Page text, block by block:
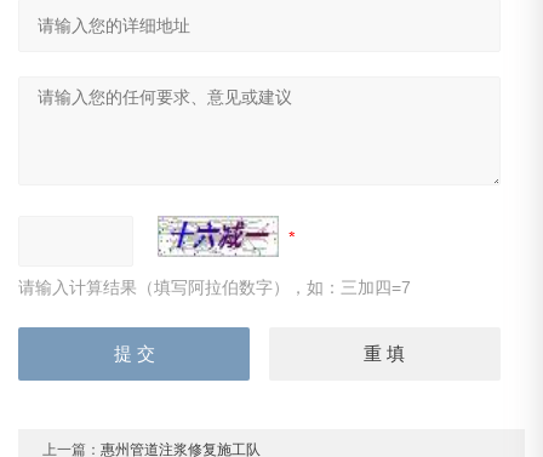
请输入计算结果（填写阿拉伯数字），如：三加四=7
上一篇：惠州管道注浆修复施工队